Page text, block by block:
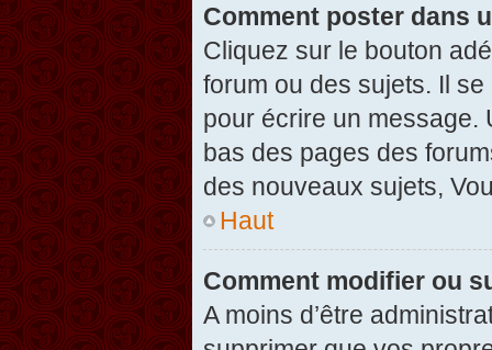
Comment poster dans
Cliquez sur le bouton
forum ou des sujets. Il
pour écrire un message.
bas des pages des
des nouveaux sujets,
Haut
Comment modifier ou
A moins d’être